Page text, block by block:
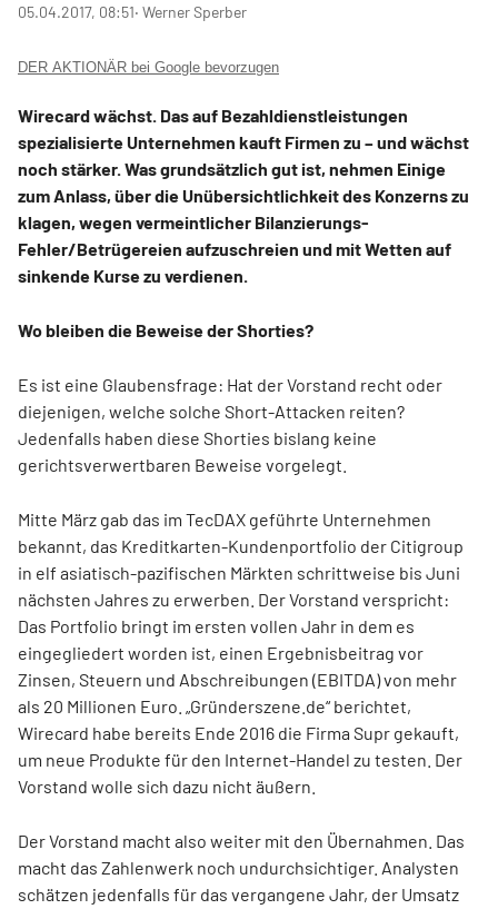
05.04.2017, 08:51‧ Werner Sperber
DER AKTIONÄR bei Google bevorzugen
Wirecard wächst. Das auf Bezahldienstleistungen
spezialisierte Unternehmen kauft Firmen zu – und wächst
noch stärker. Was grundsätzlich gut ist, nehmen Einige
zum Anlass, über die Unübersichtlichkeit des Konzerns zu
klagen, wegen vermeintlicher Bilanzierungs-
Fehler/Betrügereien aufzuschreien und mit Wetten auf
sinkende Kurse zu verdienen.
Wo bleiben die Beweise der Shorties?
Es ist eine Glaubensfrage: Hat der Vorstand recht oder
diejenigen, welche solche Short-Attacken reiten?
Jedenfalls haben diese Shorties bislang keine
gerichtsverwertbaren Beweise vorgelegt.
Mitte März gab das im TecDAX geführte Unternehmen
bekannt, das Kreditkarten-Kundenportfolio der Citigroup
in elf asiatisch-pazifischen Märkten schrittweise bis Juni
nächsten Jahres zu erwerben. Der Vorstand verspricht:
Das Portfolio bringt im ersten vollen Jahr in dem es
eingegliedert worden ist, einen Ergebnisbeitrag vor
Zinsen, Steuern und Abschreibungen (EBITDA) von mehr
als 20 Millionen Euro. „Gründerszene.de“ berichtet,
Wirecard habe bereits Ende 2016 die Firma Supr gekauft,
um neue Produkte für den Internet-Handel zu testen. Der
Vorstand wolle sich dazu nicht äußern.
Der Vorstand macht also weiter mit den Übernahmen. Das
macht das Zahlenwerk noch undurchsichtiger. Analysten
schätzen jedenfalls für das vergangene Jahr, der Umsatz